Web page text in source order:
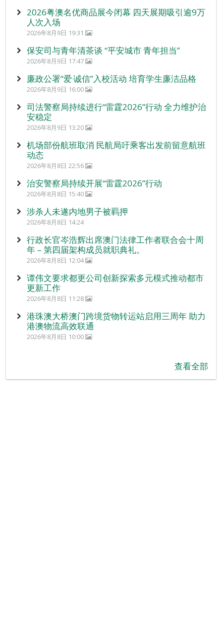
2026粤澳名优商品展今闭幕 四天展期吸引逾9万
人次入场
2026年8月9日 19:31
保安司与青年清茶谈 “平安城市 青年担当”
2026年8月9日 17:47
廉政公署“爱‧诚信”入校活动 培育学生廉洁品格
2026年8月9日 16:00
司法警察局持续进行“雷霆2026”行动 全力维护治
安稳定
2026年8月9日 13:20
机场部份航班取消 民航局吁乘客出发前留意航班
动态
2026年8月8日 22:56
治安警察局持续开展“雷霆2026”行动
2026年8月8日 15:40
涉杀人未遂内地男子被羁押
2026年8月8日 14:24
行政长官岑浩辉出席澳门法律工作者联合会十周
年 – 第四届架构成员就职典礼。
2026年8月8日 12:04
谭伟文要求都更公司创新探索多元模式推动都市
更新工作
2026年8月8日 11:28
港珠澳大桥澳门跨境货物转运站启用三周年 助力
港澳物流高效联通
2026年8月8日 10:00
查看全部